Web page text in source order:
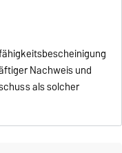
Nachweis und
als solcher